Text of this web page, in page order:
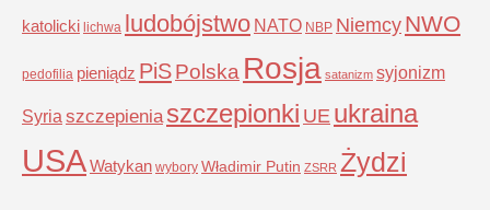
katolicki lichwa ludobójstwo NATO NBP NiemcyNWO
pedofilia pieniądz PiSPolska Rosja satanizm syjonizm
Syria szczepienia szczepionki UE ukraina
USAWatykan wybory Władimir Putin ZSRR Żydzi